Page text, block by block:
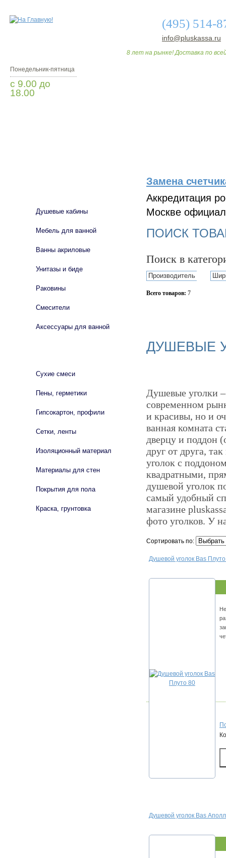
(495) 514-
info@pluskassa.ru
8 лет на рынке! Доставка по
Понедельник-пятница
с 9.00 до
18.00
Замена
Аккредитация
Москве
ПОИСК
Поиск в
Производитель
Всего товаров: 7
ДУШЕВЫЕ
Душевые уголки
современном
и красивы, но и
ванная комната
дверцу и поддон
друг от друга,
уголок с
квадратными,
душевой уголок
самый удобный
магазине
фото уголков. У
Сортировать по:
Душевой уголок Bas
Душевой уголок Bas
Душевые кабины
Мебель для ванной
Ванны акриловые
Унитазы и биде
Раковины
Смесители
Аксессуары для ванной
Сухие смеси
Пены, герметики
Гипсокартон, профили
Сетки, ленты
Изоляционный материал
Материалы для стен
Покрытия для пола
Краска, грунтовка